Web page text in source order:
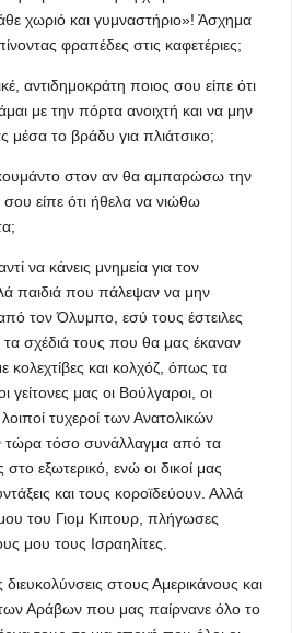
χωριό και γυμναστήριο»! Άσχημα
φραπέδες στις καφετέριες;
αντιδημοκράτη ποιος σου είπε ότι
με την πόρτα ανοιχτή και να μην
μέσα το βράδυ για πλιάτσικο;
κουμάντο στον αν θα αμπαρώσω την
είπε ότι ήθελα να νιώθω
να κάνεις μνημεία για τον
παιδιά που πάλεψαν να μην
τον Όλυμπο, εσύ τους έστειλες
σχέδιά τους που θα μας έκαναν
και κολχόζ, όπως τα
γείτονες μας οι Βούλγαροι, οι
τυχεροί των Ανατολικών
τόσο συνάλλαγμα από τα
στο εξωτερικό, ενώ οι δικοί μας
και τους κοροϊδεύουν. Αλλά
του Γιομ Κιπουρ, πλήγωσες
μου τους Ισραηλίτες.
στους Αμερικάνους και
Αράβων που μας παίρνανε όλο το